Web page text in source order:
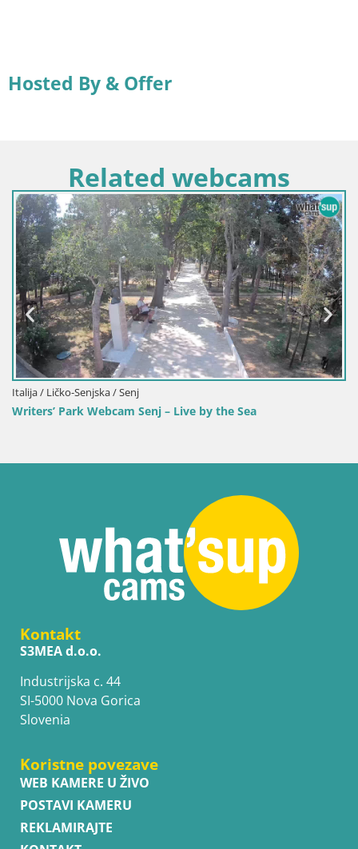
Hosted By & Offer
Related webcams
Italija / Ličko-Senjska / Senj
Writers’ Park Webcam Senj – Live by the Sea
Kontakt
S3MEA d.o.o.
Industrijska c. 44
SI-5000 Nova Gorica
Slovenia
Koristne povezave
WEB KAMERE U ŽIVO
POSTAVI KAMERU
REKLAMIRAJTE